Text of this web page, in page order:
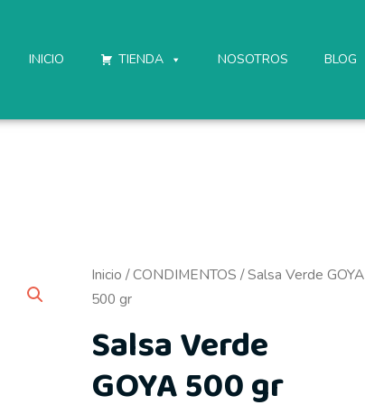
INICIO TIENDA NOSOTROS BLOG
Inicio /CONDIMENTOS / Salsa Verde GOYA
500 gr
Salsa Verde
GOYA 500 gr
Salsa
Verde
500
gr
cantidad